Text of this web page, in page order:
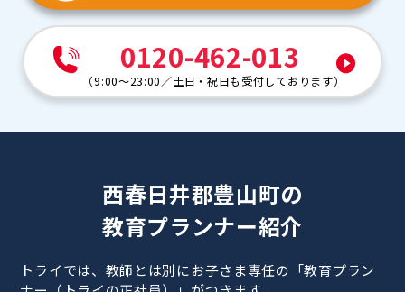
0120-462-013
（9:00～23:00 ／土日・祝日も受付しております）
西春日井郡豊山町の
教育プランナー紹介
トライでは、教師とは別にお子さま専任の「教育プラン